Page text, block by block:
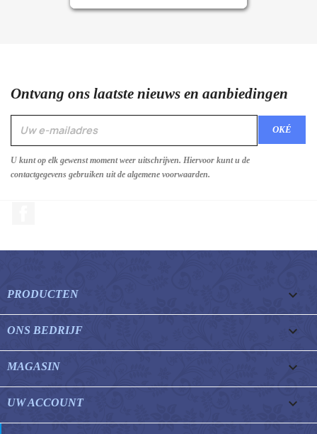
Ontvang ons laatste nieuws en aanbiedingen
U kunt op elk gewenst moment weer uitschrijven. Hiervoor kunt u de
contactgegevens gebruiken uit de algemene voorwaarden.
PRODUCTEN 
ONS BEDRIJF 
MAGASIN 
UW ACCOUNT 